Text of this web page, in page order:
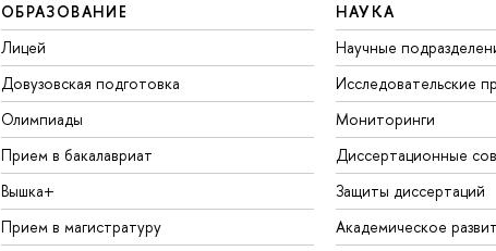
ОБРАЗОВАНИЕ
Лицей
Довузовская подготовка
Олимпиады
Прием в бакалавриат
Вышка+
Прием в магистратуру
НАУКА
Научные
Исследовательские
Мониторинги
Диссертационные
Защиты диссертаций
Академическое